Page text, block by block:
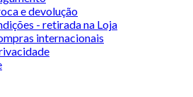
e devolução
- retirada na Loja
internacionais